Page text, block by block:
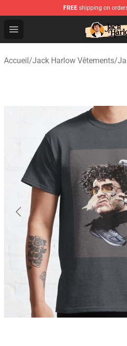
FREE shipping on
Open menu
Jack Harlow Shop - Official
Accueil/Jack Harlow Vêtements/